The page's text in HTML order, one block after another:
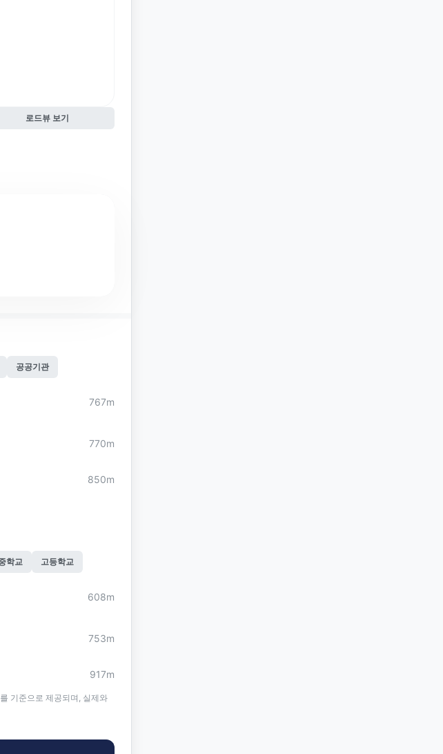
로드뷰 보기
공공기관
767m
770m
850m
학교 고등학교
608m
753m
917m
기준으로 제공되며, 실제와